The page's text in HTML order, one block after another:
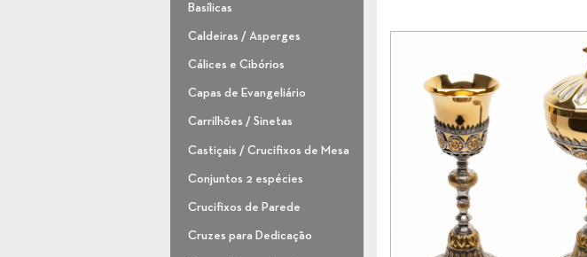
Basílicas
Caldeiras / Asperges
Cálices e Cibórios
Capas de Evangeliário
Carrilhões / Sinetas
Castiçais / Crucifixos de Mesa
Conjuntos 2 espécies
Crucifixos de Parede
Cruzes para Dedicação